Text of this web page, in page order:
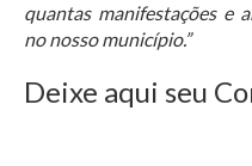
quantas manifestações e
no nosso município.”
Deixe aqui seu